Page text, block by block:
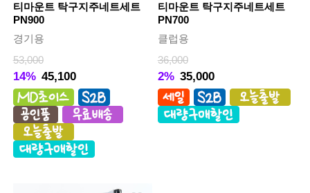
티마운트 탁구지주네트세트
PN900
경기용
53,000
14% 45,100
티마운트 탁구지주네트세트
PN700
클럽용
36,000
2% 35,000